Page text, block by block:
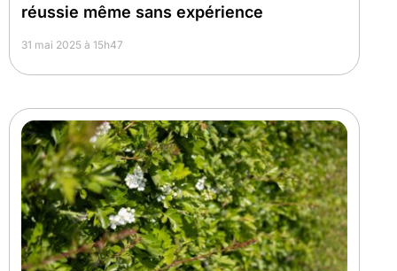
réussie même sans expérience
31 mai 2025 à 15h47